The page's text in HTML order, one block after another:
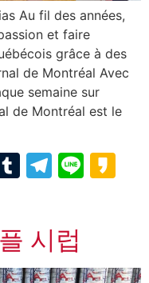
Au fil des années,
et faire
grâce à des
de Montréal Avec
semaine sur
de Montréal est le
TumblrLine
시럽